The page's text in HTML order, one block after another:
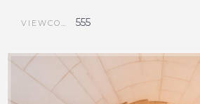
VIEWCOUNT 555